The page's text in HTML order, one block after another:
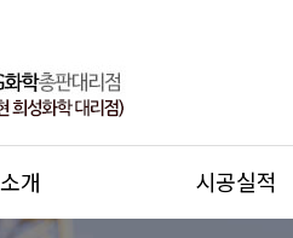
개 시공실적